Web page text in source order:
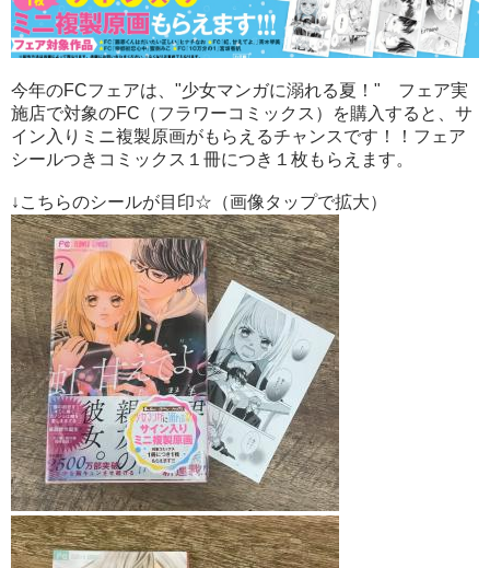
今年のFCフェアは、"少女マンガに溺れる夏！" フェア実
施店で対象のFC（フラワーコミックス）を購入すると、サ
イン入りミニ複製原画がもらえるチャンスです！！フェア
シールつきコミックス１冊につき１枚もらえます。
↓こちらのシールが目印☆（画像タップで拡大）